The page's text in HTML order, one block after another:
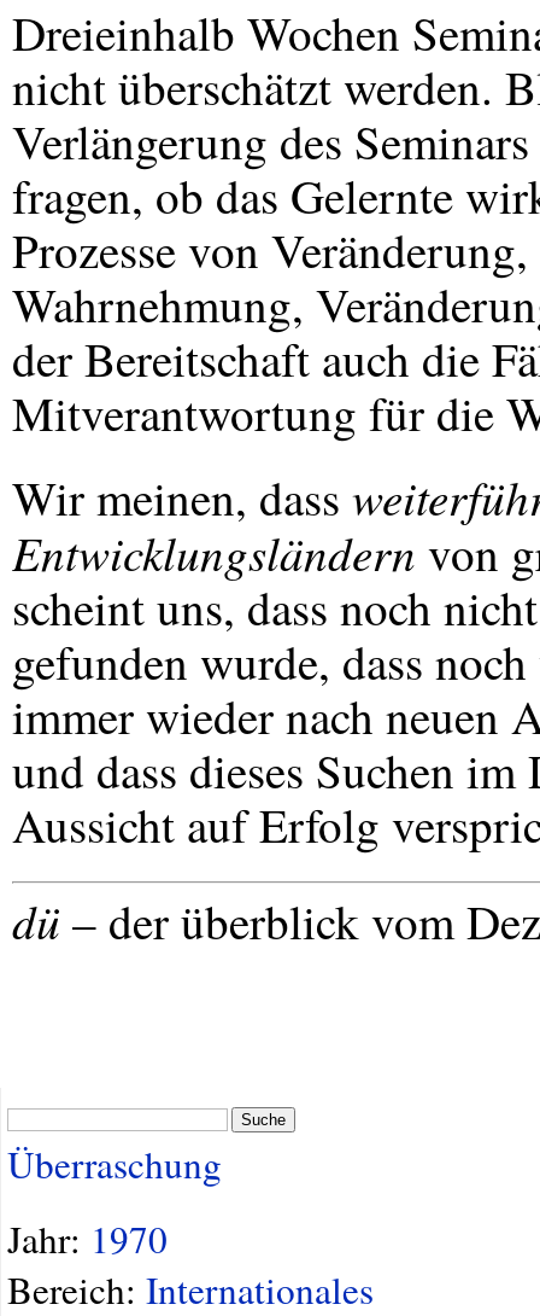
Dreieinhalb Wochen
nicht überschätzt werden.
Verlängerung des
fragen, ob das Gelernte
Prozesse von
Wahrnehmung,
der Bereitschaft auch die
Mitverantwortung für die
Wir meinen, dass
Entwicklungsländern von
scheint uns, dass noch
gefunden wurde, dass
immer wieder nach neuen
und dass dieses Suchen
Aussicht auf Erfolg
dü – der überblick vom
Suche
Überraschung
Jahr: 1970
Bereich: Internationales